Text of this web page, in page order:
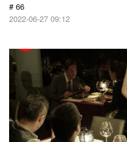
# 66
2022-06-27 09:12